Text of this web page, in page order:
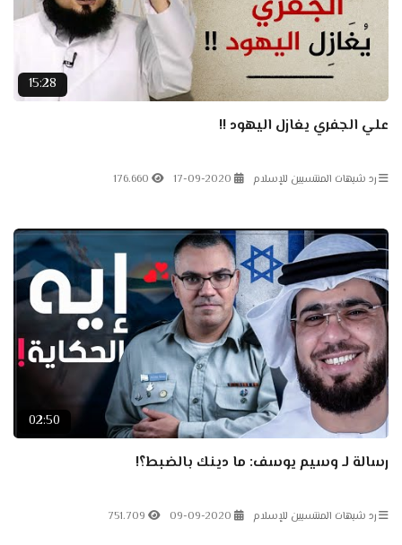
15:28
علي الجفري يغازل اليهود !!
رد شبهات المنتسبين للإسلام 17-09-2020
176.660
02:50
رسالة لـ وسيم يوسف: ما دينك بالضبط؟!
رد شبهات المنتسبين للإسلام 09-09-2020
751.709